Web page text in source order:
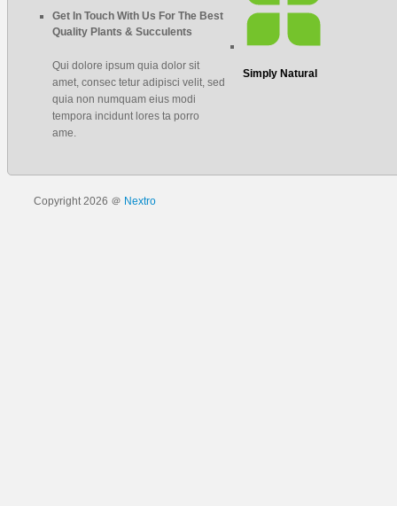
Get In Touch With Us For The Best
Quality Plants & Succulents
Qui dolore ipsum quia dolor sit
amet, consec tetur adipisci velit, sed
quia non numquam eius modi
tempora incidunt lores ta porro
ame.
Simply Natural
Copyright 2026 ＠ Nextro